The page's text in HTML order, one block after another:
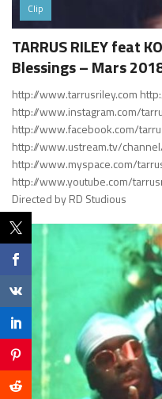
Clip
TARRUS RILEY feat
Blessings – Mars
http://www.tarrusriley.com
http://www.instagram.com/
http://www.facebook.com/
http://www.ustream.tv/
http://www.myspace.com/
http://www.youtube.com/
Directed by RD Studious